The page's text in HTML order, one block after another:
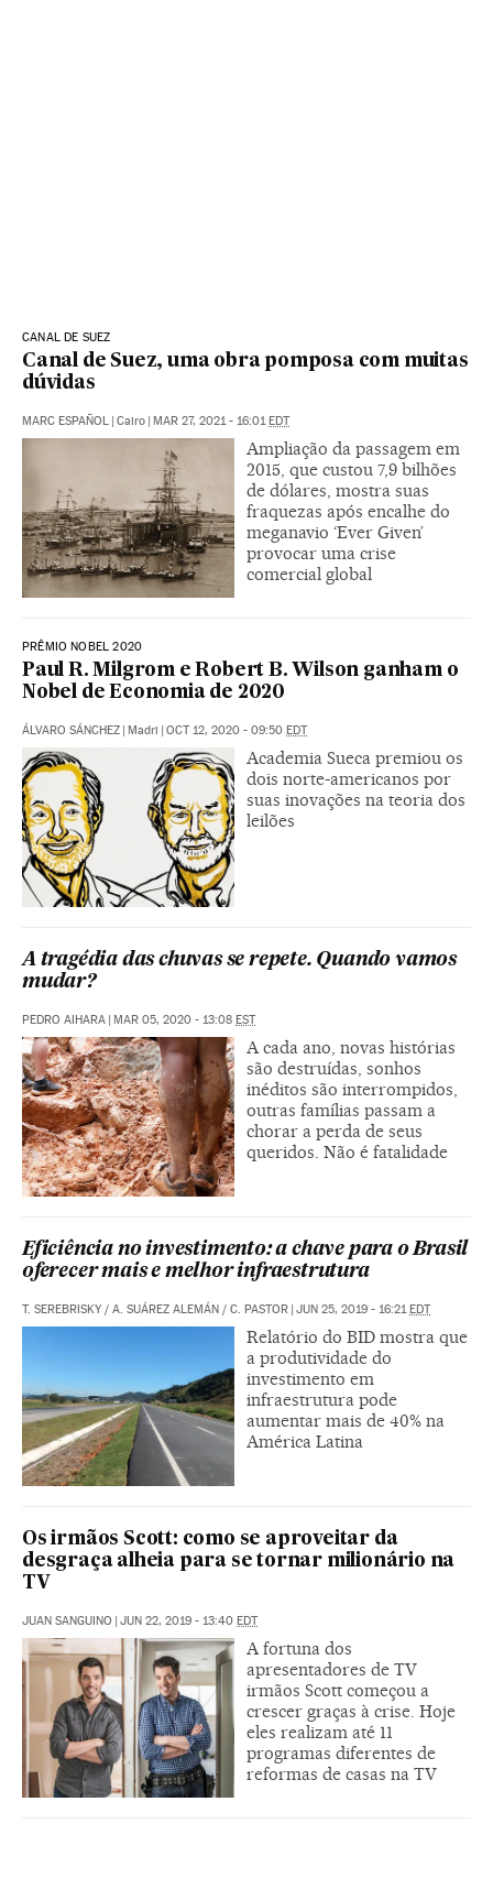
CANAL DE SUEZ
Canal de Suez, uma obra pomposa com muitas
dúvidas
MARC ESPAÑOL Cairo MAR 27, 2021 - 16:01 EDT
Ampliação da passagem em
2015, que custou 7,9 bilhões
de dólares, mostra suas
fraquezas após encalhe do
meganavio ‘Ever Given’
provocar uma crise
comercial global
PRÊMIO NOBEL 2020
Paul R. Milgrom e Robert B. Wilson ganham o
Nobel de Economia de 2020
ÁLVARO SÁNCHEZ Madri OCT 12, 2020 - 09:50 EDT
Academia Sueca premiou os
dois norte-americanos por
suas inovações na teoria dos
leilões
A tragédia das chuvas se repete. Quando vamos
mudar?
PEDRO AIHARA MAR 05, 2020 - 13:08 EST
A cada ano, novas histórias
são destruídas, sonhos
inéditos são interrompidos,
outras famílias passam a
chorar a perda de seus
queridos. Não é fatalidade
Eficiência no investimento: a chave para o Brasil
oferecer mais e melhor infraestrutura
T. SEREBRISKY / A. SUÁREZ ALEMÁN / C. PASTOR | JUN 25, 2019 - 16:21EDT
Relatório do BID mostra que
a produtividade do
investimento em
infraestrutura pode
aumentar mais de 40% na
América Latina
Os irmãos Scott: como se aproveitar da
desgraça alheia para se tornar milionário na
TV
JUAN SANGUINO | JUN 22, 2019 - 13:40 EDT
A fortuna dos
apresentadores de TV
irmãos Scott começou a
crescer graças à crise. Hoje
eles realizam até 11
programas diferentes de
reformas de casas na TV